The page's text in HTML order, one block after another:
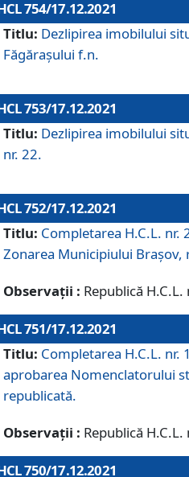
754/17.12.2021
Titlu: Dezlipirea imobilului
Făgărașului f.n.
753/17.12.2021
Titlu: Dezlipirea imobilului
nr. 22.
752/17.12.2021
Titlu: Completarea H.C.L.
Zonarea Municipiului Braşov,
Observații : Republică
751/17.12.2021
Titlu: Completarea H.C.L.
aprobarea Nomenclatorului
republicată.
Observații : Republică
750/17.12.2021